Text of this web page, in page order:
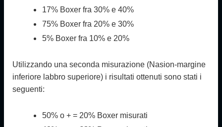
17% Boxer fra 30% e 40%
75% Boxer fra 20% e 30%
5% Boxer fra 10% e 20%
Utilizzando una seconda misurazione (Nasion-margine
inferiore labbro superiore) i risultati ottenuti sono stati i
seguenti:
50% o + = 20% Boxer misurati